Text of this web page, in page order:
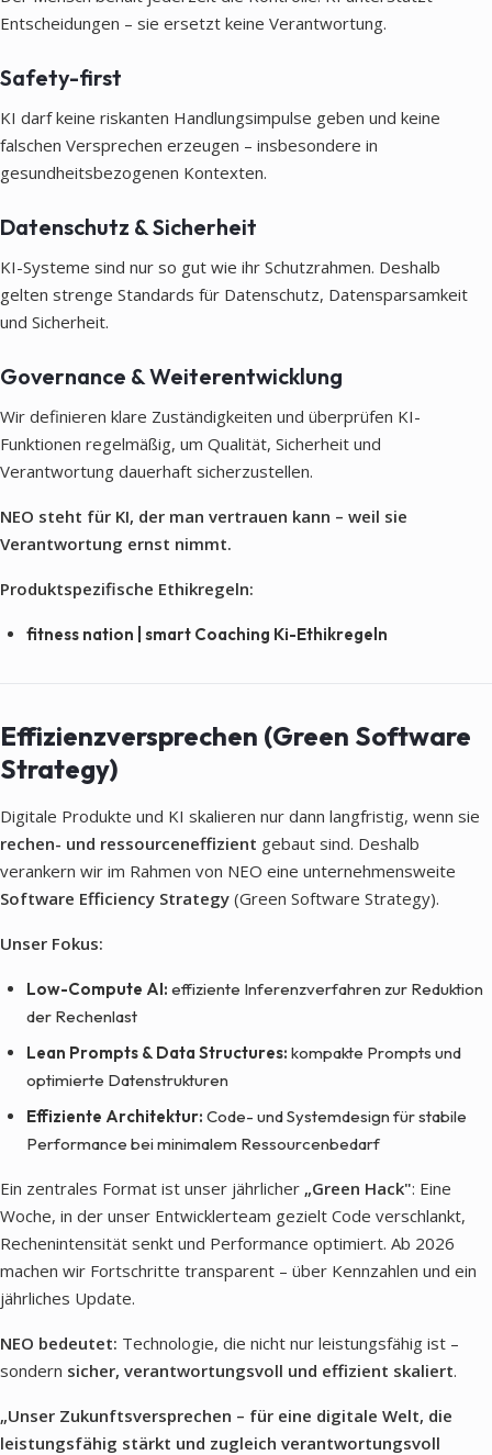
Entscheidungen – sie ersetzt keine Verantwortung.
Safety-first
KI darf keine riskanten Handlungsimpulse geben und keine
falschen Versprechen erzeugen – insbesondere in
gesundheitsbezogenen Kontexten.
Datenschutz & Sicherheit
KI-Systeme sind nur so gut wie ihr Schutzrahmen. Deshalb
gelten strenge Standards für Datenschutz, Datensparsamkeit
und Sicherheit.
Governance & Weiterentwicklung
Wir definieren klare Zuständigkeiten und überprüfen KI-
Funktionen regelmäßig, um Qualität, Sicherheit und
Verantwortung dauerhaft sicherzustellen.
NEO steht für KI, der man vertrauen kann – weil sie
Verantwortung ernst nimmt.
Produktspezifische Ethikregeln:
fitness nation | smart Coaching Ki-Ethikregeln
Effizienzversprechen (Green Software
Strategy)
Digitale Produkte und KI skalieren nur dann langfristig, wenn sie
rechen- und ressourceneffizient gebaut sind. Deshalb
verankern wir im Rahmen von NEO eine unternehmensweite
Software Efficiency Strategy (Green Software Strategy).
Unser Fokus:
Low-Compute AI: effiziente Inferenzverfahren zur Reduktion
der Rechenlast
Lean Prompts & Data Structures: kompakte Prompts und
optimierte Datenstrukturen
Effiziente Architektur: Code- und Systemdesign für stabile
Performance bei minimalem Ressourcenbedarf
Ein zentrales Format ist unser jährlicher „Green Hack": Eine
Woche, in der unser Entwicklerteam gezielt Code verschlankt,
Rechenintensität senkt und Performance optimiert. Ab 2026
machen wir Fortschritte transparent – über Kennzahlen und ein
jährliches Update.
NEO bedeutet: Technologie, die nicht nur leistungsfähig ist –
sondern sicher, verantwortungsvoll und effizient skaliert.
„Unser Zukunftsversprechen – für eine digitale Welt, die
leistungsfähig stärkt und zugleich verantwortungsvoll